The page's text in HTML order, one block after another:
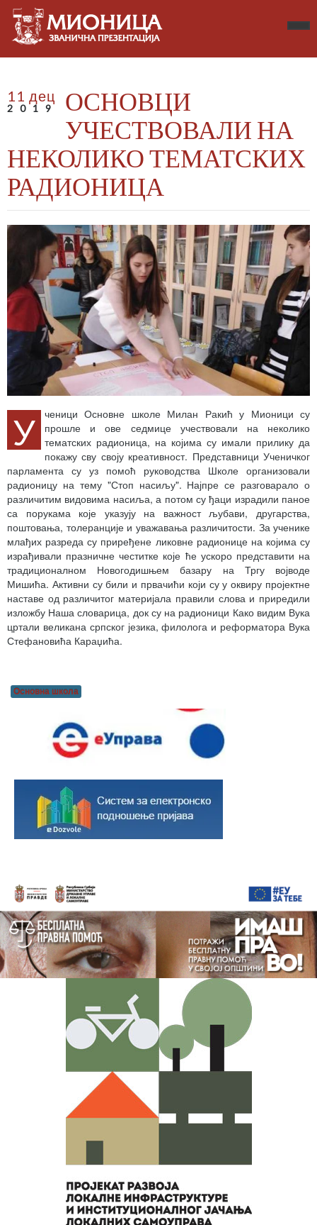
11 дец
2019
ОСНОВЦИ
УЧЕСТВОВАЛИ НА
НЕКОЛИКО ТЕМАТСКИХ
РАДИОНИЦА
У
ченици Основне школе Милан Ракић у Мионици су
прошле и ове седмице учествовали на неколико
тематских радионица, на којима су имали прилику да
покажу сву своју креативност. Представници Ученичког
парламента су уз помоћ руководства Школе организовали
радионицу на тему "Стоп насиљу". Најпре се разговарало о
различитим видовима насиља, а потом су ђаци израдили паное
са порукама које указују на важност љубави, другарства,
поштовања, толеранције и уважавања различитости. За ученике
млађих разреда су приређене ликовне радионице на којима су
израђивали празничне честитке које ће ускоро представити на
традиционалном Новогодишњем базару на Тргу војводе
Мишића. Активни су били и првачићи који су у оквиру пројектне
наставе од различитог материјала правили слова и приредили
изложбу Наша словарица, док су на радионици Како видим Вука
цртали великана српског језика, филолога и реформатора Вука
Стефановића Караџића.
Основна школа